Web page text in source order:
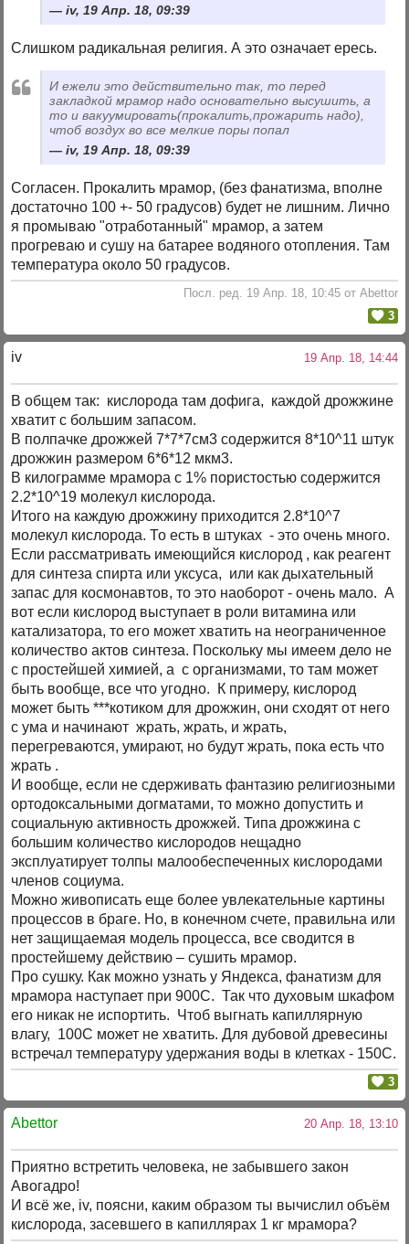
iv, 19 Апр. 18, 09:39
Слишком радикальная религия. А это означает ересь.
И ежели это действительно так, то перед
закладкой мрамор надо основательно высушить, а
то и вакуумировать(прокалить,прожарить надо),
чтоб воздух во все мелкие поры попал
iv, 19 Апр. 18, 09:39
Согласен. Прокалить мрамор, (без фанатизма, вполне
достаточно 100 +- 50 градусов) будет не лишним. Лично
я промываю "отработанный" мрамор, а затем
прогреваю и сушу на батарее водяного отопления. Там
температура около 50 градусов.
Посл. ред. 19 Апр. 18, 10:45 от Abettor
3
iv 19 Апр. 18, 14:44
В общем так: кислорода там дофига, каждой дрожжине
хватит с большим запасом.
В полпачке дрожжей 7*7*7см3 содержится 8*10^11 штук
дрожжин размером 6*6*12 мкм3.
В килограмме мрамора с 1% пористостью содержится
2.2*10^19 молекул кислорода.
Итого на каждую дрожжину приходится 2.8*10^7
молекул кислорода. То есть в штуках - это очень много.
Если рассматривать имеющийся кислород , как реагент
для синтеза спирта или уксуса, или как дыхательный
запас для космонавтов, то это наоборот - очень мало. А
вот если кислород выступает в роли витамина или
катализатора, то его может хватить на неограниченное
количество актов синтеза. Поскольку мы имеем дело не
с простейшей химией, а с организмами, то там может
быть вообще, все что угодно. К примеру, кислород
может быть ***котиком для дрожжин, они сходят от него
с ума и начинают жрать, жрать, и жрать,
перегреваются, умирают, но будут жрать, пока есть что
жрать .
И вообще, если не сдерживать фантазию религиозными
ортодоксальными догматами, то можно допустить и
социальную активность дрожжей. Типа дрожжина с
большим количество кислородов нещадно
эксплуатирует толпы малообеспеченных кислородами
членов социума.
Можно живописать еще более увлекательные картины
процессов в браге. Но, в конечном счете, правильна или
нет защищаемая модель процесса, все сводится в
простейшему действию – сушить мрамор.
Про сушку. Как можно узнать у Яндекса, фанатизм для
мрамора наступает при 900С. Так что духовым шкафом
его никак не испортить. Чтоб выгнать капиллярную
влагу, 100С может не хватить. Для дубовой древесины
встречал температуру удержания воды в клетках - 150С.
3
Abettor 20 Апр. 18, 13:10
Приятно встретить человека, не забывшего закон
Авогадро!
И всё же, iv, поясни, каким образом ты вычислил объём
кислорода, засевшего в капиллярах 1 кг мрамора?